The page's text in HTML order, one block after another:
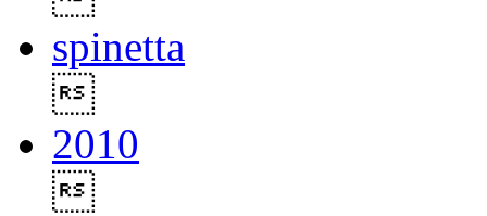
spinetta
2010